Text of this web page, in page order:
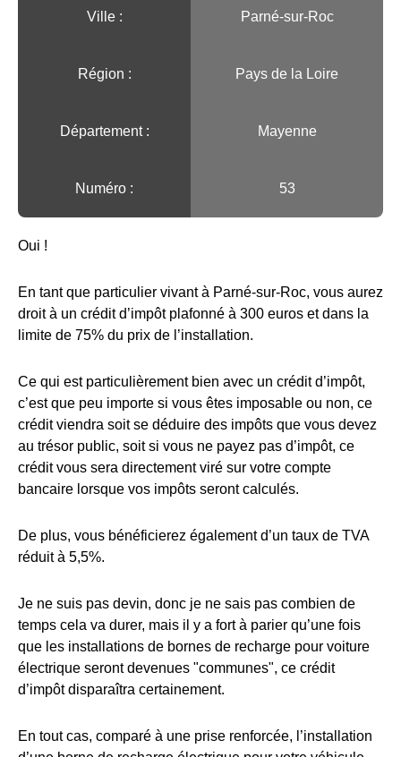
Ville :️ Parné-sur-Roc
Région :️ Pays de la Loire
Département : Mayenne
Numéro : 53
Oui !
En tant que particulier vivant à Parné-sur-Roc, vous aurez
droit à un crédit d’impôt plafonné à 300 euros et dans la
limite de 75% du prix de l’installation.
Ce qui est particulièrement bien avec un crédit d’impôt,
c’est que peu importe si vous êtes imposable ou non, ce
crédit viendra soit se déduire des impôts que vous devez
au trésor public, soit si vous ne payez pas d’impôt, ce
crédit vous sera directement viré sur votre compte
bancaire lorsque vos impôts seront calculés.
De plus, vous bénéficierez également d’un taux de TVA
réduit à 5,5%.
Je ne suis pas devin, donc je ne sais pas combien de
temps cela va durer, mais il y a fort à parier qu’une fois
que les installations de bornes de recharge pour voiture
électrique seront devenues "communes", ce crédit
d’impôt disparaîtra certainement.
En tout cas, comparé à une prise renforcée, l’installation